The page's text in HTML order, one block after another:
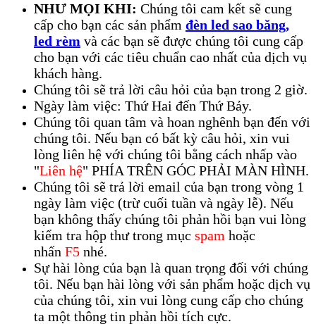
NHƯ MỌI KHI: Chúng tôi cam kết sẽ cung
cấp cho bạn các sản phẩm đèn led sao băng,
led rèm và các bạn sẽ được chúng tôi cung cấp
cho bạn với các tiêu chuẩn cao nhất của dịch vụ
khách hàng.
Chúng tôi sẽ trả lời câu hỏi của bạn trong 2 giờ.
Ngày làm việc: Thứ Hai đến Thứ Bảy.
Chúng tôi quan tâm và hoan nghênh bạn đến với
chúng tôi. Nếu bạn có bất kỳ câu hỏi, xin vui
lòng liên hệ với chúng tôi bằng cách nhấp vào
"Liên hệ" PHÍA TRÊN GÓC PHẢI MÀN HÌNH.
Chúng tôi sẽ trả lời email của bạn trong vòng 1
ngày làm việc (trừ cuối tuần và ngày lễ). Nếu
bạn không thấy chúng tôi phản hồi bạn vui lòng
kiểm tra hộp thư trong mục spam hoặc
nhấn F5 nhé.
Sự hài lòng của bạn là quan trọng đối với chúng
tôi. Nếu bạn hài lòng với sản phẩm hoặc dịch vụ
của chúng tôi, xin vui lòng cung cấp cho chúng
ta một thông tin phản hồi tích cực.